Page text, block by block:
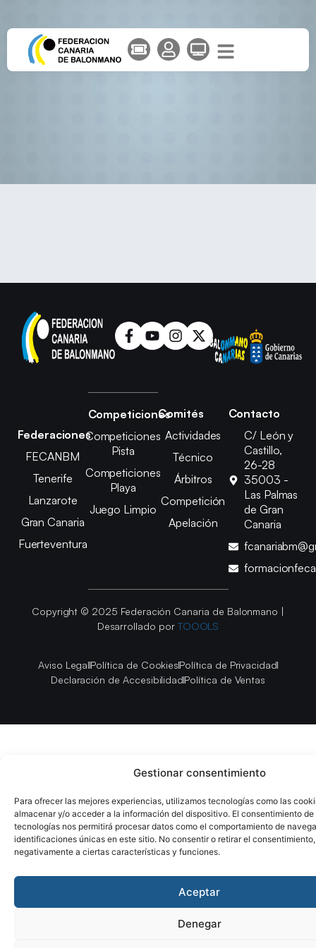
Gestionar consentimiento
Para ofrecer las mejores experiencias, utilizamos tecnologías como las
almacenar y/o acceder a la información del dispositivo. El consentimiento de
tecnologías nos permitirá procesar datos como el comportamiento de
identificaciones únicas en este sitio. No consentir o retirar el
negativamente a ciertas características y funciones.
Aceptar
Denegar
Federaciones
FECANBM
Tenerife
Lanzarote
Gran Canaria
Fuerteventura
Competiciones
Competiciones
Pista
Competiciones
Playa
Juego Limpio
Comités
Actividades
Técnico
Árbitros
Competición
Apelación
Contacto
C/ León y
Castillo,
26-28
35003 -
Las Palmas
de Gran
Canaria
Copyright © 2025 Federación Canaria de Balonmano |
Desarrollado por TOOOLS
Aviso LegalPolítica de CookiesPolítica de Privacidad
Declaración de AccesibilidadPolítica de Ventas